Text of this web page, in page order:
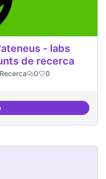
- labs
de recerca
Recerca 0 0
internacional d'ateneus -